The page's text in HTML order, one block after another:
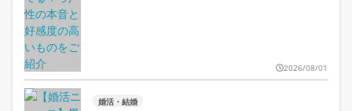
2026/08/01
婚活・結婚